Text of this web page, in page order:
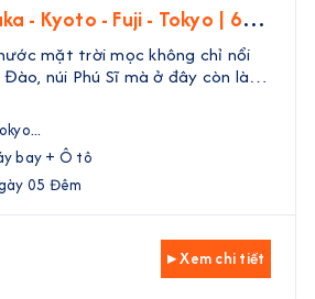
- Kyoto - Fuji - Tokyo | 6
mặt trời mọc không chỉ nổi
núi Phú Sĩ mà ở đây còn là
sắc, đa dạng có lịch sử hàng
Nhật bản nổi tiếng với tinh
bay + Ô tô
05 Đêm
▸ Xem chi tiết